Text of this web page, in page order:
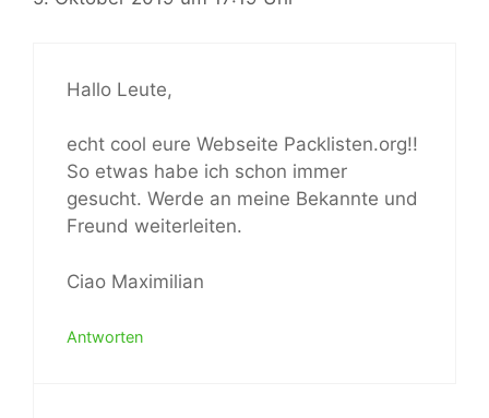
Hallo Leute,
echt cool eure Webseite Packlisten.org!!
So etwas habe ich schon immer
gesucht. Werde an meine Bekannte und
Freund weiterleiten.
Ciao Maximilian
Antworten